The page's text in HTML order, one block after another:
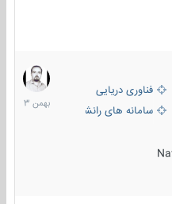
فناوری دریایی
سامانه های رانشی دریایی
6
بهمن
1403